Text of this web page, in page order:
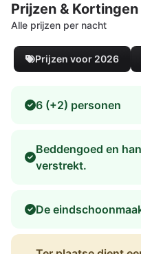
Prijzen & Kortingen
Alle prijzen per nacht
Prijzen voor 2026
6 (+2) personen
Beddengoed en
verstrekt.
De